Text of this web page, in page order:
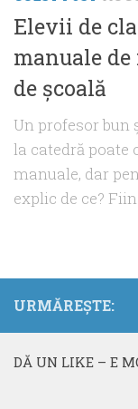
Elevii de
manuale
de şcoală
Un profesor bun
la catedră poate
manuale, dar
explic de ce?
URMĂREȘTE:
DĂ UN LIKE – E